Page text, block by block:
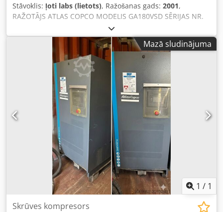
Stāvoklis: ļoti labs (lietots), Ražošanas gads: 2001,
RAŽOTĀJS ATLAS COPCO MODELIS GA180VSD SĒRIJAS NR.
AIF072891 RAŽOŠANAS GADS 2001 JAUDA (kW) 181 RAŽĪBA
(m3/min) PIEDZIŅAS SPIEDIENS (bar) 12.50 DARBA LAIKS
(STUNDAS/KOPĒJAIS) 85719 FREKVENČU PĀRVEIDOTĀJS jā
IEBŪVĒTS ŽĶĪVĒTĀJS nē SILUMMAIŅATĀJS nē DZESĒŠANA
(GAISA/ŪDENS) gaiss UZ UZGLABĀTĀJAS nē
DOKUMENTĀCIJA nē PIEVIENOJUMS 2 1/2 JAUNS/LIETOTS
LIETOTS Cjdpfx Amezq An Nsujrf
Mazā sludinājuma
1 / 1
Skrūves kompresors